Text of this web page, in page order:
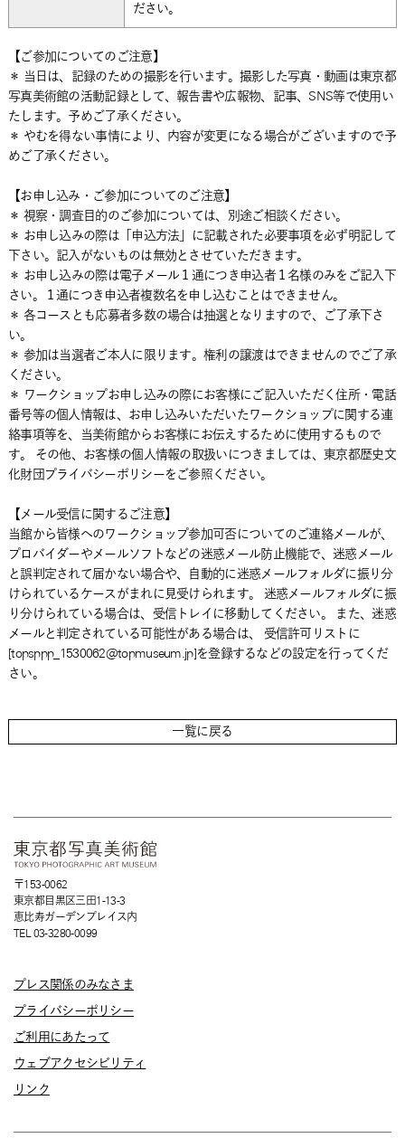
ださい。
【ご参加についてのご注意】
＊ 当日は、記録のための撮影を行います。撮影した写真・動画は東京都
写真美術館の活動記録として、報告書や広報物、記事、SNS等で使用い
たします。予めご了承ください。
＊ やむを得ない事情により、内容が変更になる場合がございますので予
めご了承ください。
【お申し込み・ご参加についてのご注意】
＊ 視察・調査目的のご参加については、別途ご相談ください。
＊ お申し込みの際は「申込方法」に記載された必要事項を必ず明記して
下さい。記入がないものは無効とさせていただきます。
＊ お申し込みの際は電子メール１通につき申込者１名様のみをご記入下
さい。１通につき申込者複数名を申し込むことはできません。
＊ 各コースとも応募者多数の場合は抽選となりますので、ご了承下さ
い。
＊ 参加は当選者ご本人に限ります。権利の譲渡はできませんのでご了承
ください。
＊ ワークショップお申し込みの際にお客様にご記入いただく住所・電話
番号等の個人情報は、お申し込みいただいたワークショップに関する連
絡事項等を、当美術館からお客様にお伝えするために使用するもので
す。 その他、お客様の個人情報の取扱いにつきましては、東京都歴史文
化財団プライバシーポリシーをご参照ください。
【メール受信に関するご注意】
当館から皆様へのワークショップ参加可否についてのご連絡メールが、
プロバイダーやメールソフトなどの迷惑メール防止機能で、迷惑メール
と誤判定されて届かない場合や、自動的に迷惑メールフォルダに振り分
けられているケースがまれに見受けられます。 迷惑メールフォルダに振
り分けられている場合は、受信トレイに移動してください。 また、迷惑
メールと判定されている可能性がある場合は、 受信許可リストに
[topsppp_1530062@topmuseum.jp]を登録するなどの設定を行ってくだ
さい。
一覧に戻る
〒153-0062
東京都目黒区三田1-13-3
恵比寿ガーデンプレイス内
TEL 03-3280-0099
プレス関係のみなさま
プライバシーポリシー
ご利用にあたって
ウェブアクセシビリティ
リンク